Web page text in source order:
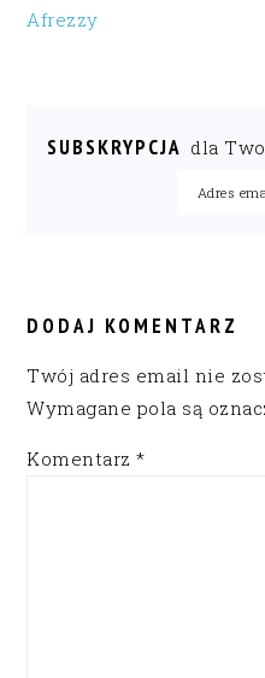
Afrezzy
SUBSKRYPCJA dla
INTERACTIONS
DODAJ KOMENTARZ
Twój adres email nie
Wymagane pola są
Komentarz*